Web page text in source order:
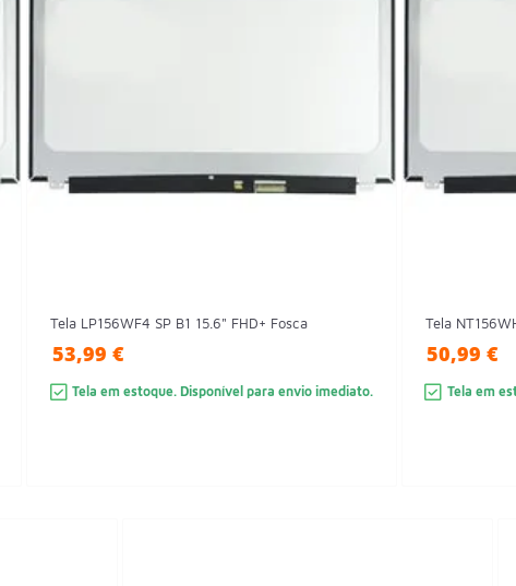
Tela LP156WF4 SP B1 15.6" FHD+ Fosca
53,99 €
Tela em estoque. Disponível para envio imediato.
Tela
50,99 €
Tela em